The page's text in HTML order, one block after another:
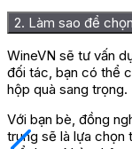
2. Làm sao để
WineVN sẽ tư vấn
đối tác, bạn có thể
hộp quà sang trọng.
Với bạn bè, đồng
trung sẽ là lựa chọn